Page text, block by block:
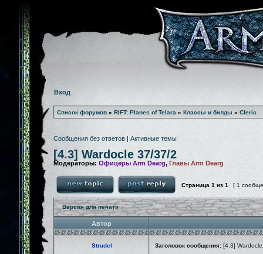
Вход
Список форумов » RIFT: Planes of Telara » Классы и билды » Cleric
Сообщения без ответов | Активные темы
[4.3] Wardocle 37/37/2
Модераторы: Офицеры Arm Dearg, Главы Arm Dearg
Страница 1 из 1 [ 1
Версия для печати
Автор
Strudel Заголовок сообщения: [4.3]